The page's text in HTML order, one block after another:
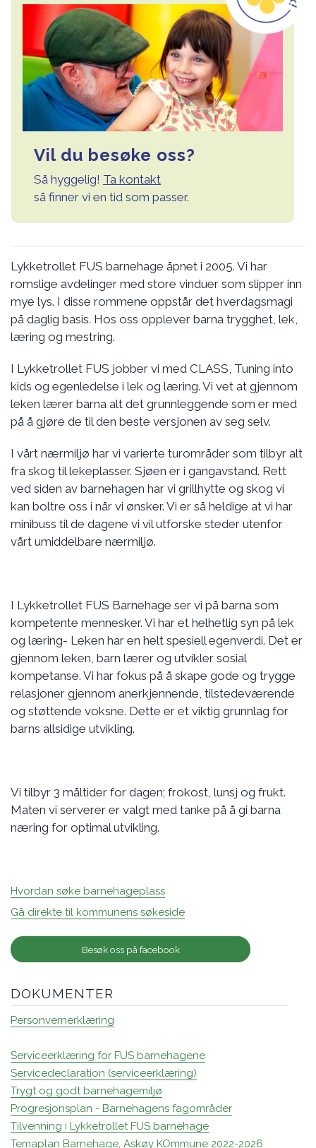
Vil du besøke oss?
Så hyggelig! Ta kontakt
så finner vi en tid som passer.
Lykketrollet FUS barnehage åpnet i 2005. Vi har
romslige avdelinger med store vinduer som slipper inn
mye lys. I disse rommene oppstår det hverdagsmagi
på daglig basis. Hos oss opplever barna trygghet, lek,
læring og mestring.
I Lykketrollet FUS jobber vi med CLASS, Tuning into
kids og egenledelse i lek og læring. Vi vet at gjennom
leken lærer barna alt det grunnleggende som er med
på å gjøre de til den beste versjonen av seg selv.
I vårt nærmiljø har vi varierte turområder som tilbyr alt
fra skog til lekeplasser. Sjøen er i gangavstand. Rett
ved siden av barnehagen har vi grillhytte og skog vi
kan boltre oss i når vi ønsker. Vi er så heldige at vi har
minibuss til de dagene vi vil utforske steder utenfor
vårt umiddelbare nærmiljø.
I Lykketrollet FUS Barnehage ser vi på barna som
kompetente mennesker. Vi har et helhetlig syn på lek
og læring- Leken har en helt spesiell egenverdi. Det er
gjennom leken, barn lærer og utvikler sosial
kompetanse. Vi har fokus på å skape gode og trygge
relasjoner gjennom anerkjennende, tilstedeværende
og støttende voksne. Dette er et viktig grunnlag for
barns allsidige utvikling.
Vi tilbyr 3 måltider for dagen; frokost, lunsj og frukt.
Maten vi serverer er valgt med tanke på å gi barna
næring for optimal utvikling.
Hvordan søke barnehageplass
Gå direkte til kommunens søkeside
Besøk oss på facebook
DOKUMENTER
Personvernerklæring
Serviceerklæring for FUS barnehagene
Servicedeclaration (serviceerklæring)
Trygt og godt barnehagemiljø
Progresjonsplan - Barnehagens fagområder
Tilvenning i Lykketrollet FUS barnehage
Temaplan Barnehage, Askøy KOmmune 2022-2026